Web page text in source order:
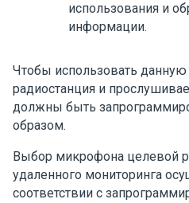
использования и
информации.
Чтобы использовать
радиостанция и
должны быть
образом.
Выбор микрофона целевой
удаленного мониторинга
соответствии с